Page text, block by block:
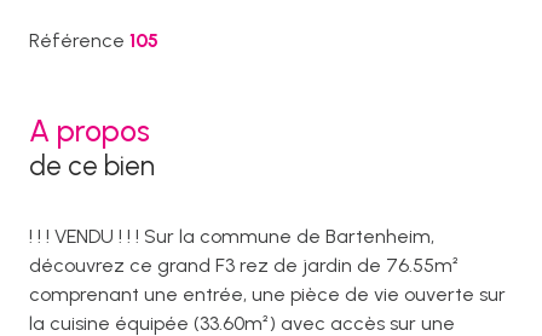
Référence 105
A propos
de ce bien
! ! ! VENDU ! ! ! Sur la commune de Bartenheim,
découvrez ce grand F3 rez de jardin de 76.55m²
comprenant une entrée, une pièce de vie ouverte sur
la cuisine équipée (33.60m²) avec accès sur une